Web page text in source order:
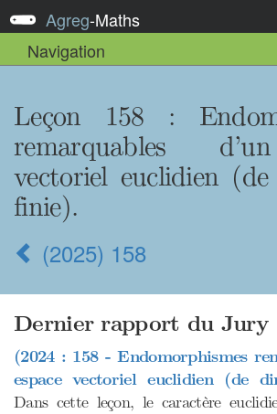
Agreg-Maths
Navigation
Leçon 158 :
remarquables
vectoriel euclidien
finie).
(2025) 158
Dernier rapport du Jury
(2024 : 158 - Endomorphismes
espace vectoriel euclidien (de
Dans cette leçon, le caractère